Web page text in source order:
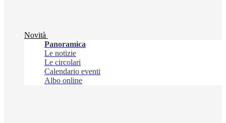
Novità
Panoramica
Le notizie
Le circolari
Calendario eventi
Albo online